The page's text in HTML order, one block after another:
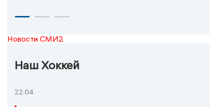
Новости СМИ2
Наш Хоккей
22:04